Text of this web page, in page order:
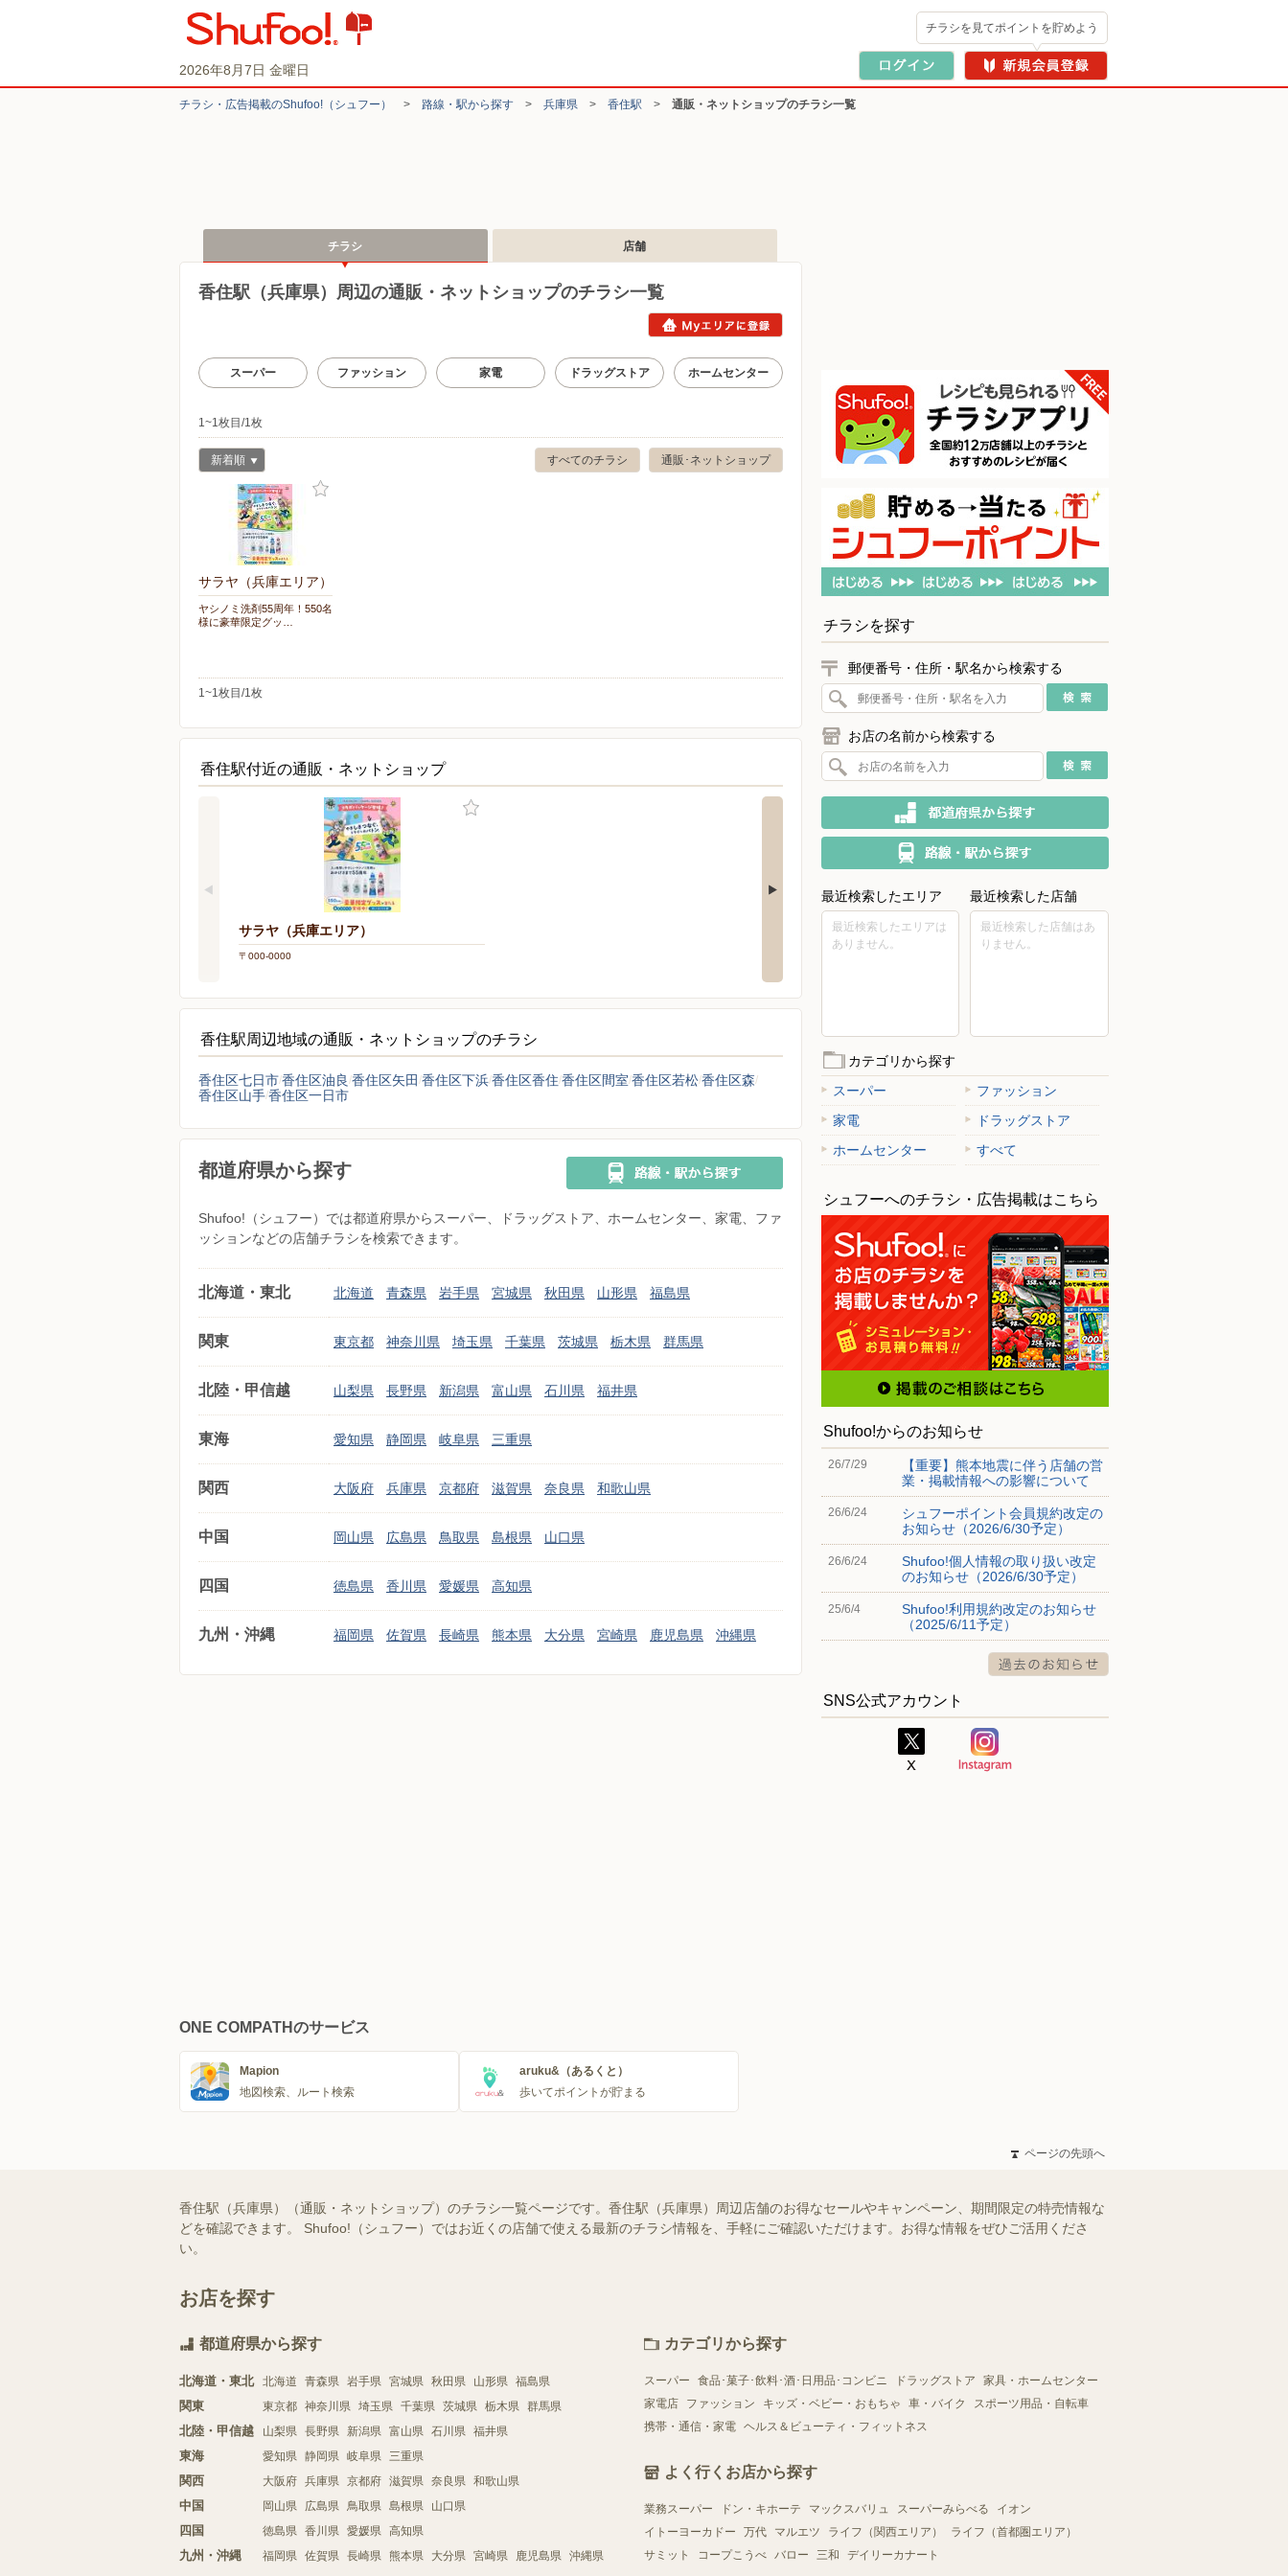
2026年8月7日 金曜日
チラシを見てポイントを貯めよう
チラシ・​広告掲載の​Shufoo!​（シュフー） > 路線・駅から探す > 兵庫県 > 香住駅 > 通販・ネットショップのチラシ一覧
チラシ 店舗
香住駅（兵庫県）周辺の通販・ネットショップのチラシ一覧
スーパー ファッション 家電 ドラッグストア ホームセンター
1~1枚目/1枚
通販･ネットショップ
すべてのチラシ
新着順
サラヤ（兵庫エリア）
ヤシノミ洗剤55周年！550名
様に豪華限定グッ…
1~1枚目/1枚
香住駅付近の通販・ネットショップ
サラヤ（兵庫エリア）
〒000-0000
香住駅周辺地域の通販・ネットショップのチラシ
香住区七日市香住区油良 香住区矢田 香住区下浜香住区香住 香住区間室 香住区若松香住区森
香住区山手香住区一日市
都道府県から探す
Shufoo!（シュフー）では都道府県からスーパー、ドラッグストア、ホームセンター、家電、ファ
ッションなどの店舗チラシを検索できます。
北海道・東北 北海道 青森県 岩手県 宮城県 秋田県 山形県 福島県
関東 東京都 神奈川県 埼玉県 千葉県 茨城県 栃木県 群馬県
北陸・甲信越 山梨県 長野県 新潟県 富山県 石川県 福井県
東海 愛知県 静岡県 岐阜県 三重県
関西 大阪府 兵庫県 京都府 滋賀県 奈良県 和歌山県
中国 岡山県 広島県 鳥取県 島根県 山口県
四国 徳島県 香川県 愛媛県 高知県
九州・沖縄 福岡県 佐賀県 長崎県 熊本県 大分県 宮崎県 鹿児島県 沖縄県
チラシを探す
郵便番号・住所・駅名から検索する
お店の名前から検索する
最近検索したエリア
最近検索したエリアは
ありません。
最近検索した店舗
最近検索した店舗はあ
りません。
カテゴリから探す
スーパー
ファッション
家電
ドラッグストア
ホームセンター
すべて
シュフーへのチラシ・広告掲載はこちら
Shufoo!からのお知らせ
26/7/29
【重要】熊本地震に伴う店舗の営
業・掲載情報への影響について
26/6/24
シュフーポイント会員規約改定の
お知らせ（2026/6/30予定）
26/6/24
Shufoo!個人情報の取り扱い改定
のお知らせ（2026/6/30予定）
25/6/4
Shufoo!利用規約改定のお知らせ
（2025/6/11予定）
SNS公式アカウント
ONE COMPATHのサービス
Mapion
地図検索、ルート検索
aruku&（あるくと）
歩いてポイントが貯まる
ページの先頭へ
香住駅（兵庫県）（通販・ネットショップ）のチラシ一覧ページです。香住駅（兵庫県）周辺店舗のお得なセールやキャンペーン、期間限定の特売情報な
どを確認できます。 Shufoo!（シュフー）ではお近くの店舗で使える最新のチラシ情報を、手軽にご確認いただけます。お得な情報をぜひご活用くださ
い。
お店を探す
都道府県から探す
北海道・東北 北海道 青森県 岩手県 宮城県 秋田県 山形県 福島県
関東 東京都 神奈川県 埼玉県 千葉県 茨城県 栃木県 群馬県
北陸・甲信越 山梨県 長野県 新潟県 富山県 石川県 福井県
東海 愛知県 静岡県 岐阜県 三重県
関西 大阪府 兵庫県 京都府 滋賀県 奈良県 和歌山県
中国 岡山県 広島県 鳥取県 島根県 山口県
四国 徳島県 香川県 愛媛県 高知県
九州・沖縄 福岡県 佐賀県 長崎県 熊本県 大分県 宮崎県 鹿児島県 沖縄県
カテゴリから探す
スーパー 食品･菓子･飲料･酒･日用品･コンビニ ドラッグストア
家具・ホームセンター
家電店
ファッション キッズ・ベビー・おもちゃ 車・バイク
スポーツ用品・自転車
携帯・通信・家電 ヘルス＆ビューティ・フィットネス
よく行くお店から探す
業務スーパー ドン・キホーテ マックスバリュ スーパーみらべる
イオン
イトーヨーカドー
万代 マルエツ ライフ（関西エリア）
ライフ（首都圏エリア）
サミット
コープこうべ バロー 三和 デイリーカナート